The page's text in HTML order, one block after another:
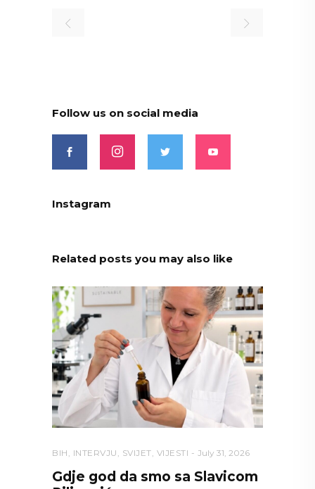
Follow us on social media
Instagram
Related posts you may also like
BIH , INTERVJU , SVIJET, VIJESTI July 31, 2026
Gdje god da smo sa Slavicom